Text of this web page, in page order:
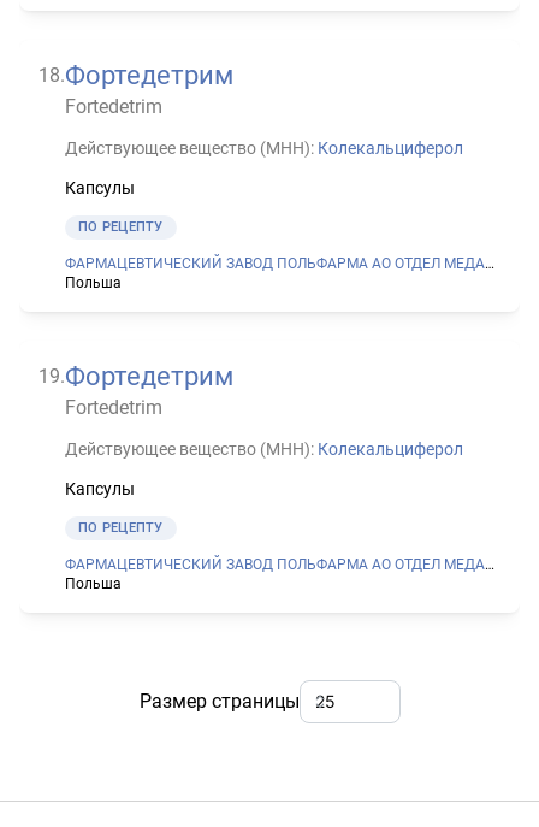
18.Фортедетрим
Fortedetrim
Действующее вещество (МНН): Колекальциферол
Капсулы
ПО РЕЦЕПТУ
ФАРМАЦЕВТИЧЕСКИЙ ЗАВОД ПОЛЬФАРМА АО ОТДЕЛ МЕДАНА В СЕРАДЗЕ
Польша
19.Фортедетрим
Fortedetrim
Действующее вещество (МНН): Колекальциферол
Капсулы
ПО РЕЦЕПТУ
ФАРМАЦЕВТИЧЕСКИЙ ЗАВОД ПОЛЬФАРМА АО ОТДЕЛ МЕДАНА В СЕРАДЗЕ
Польша
Размер страницы